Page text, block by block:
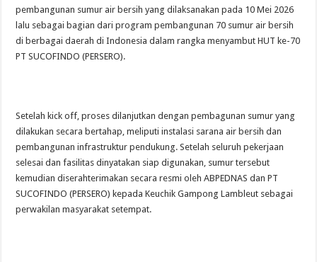
pembangunan sumur air bersih yang dilaksanakan pada 10 Mei 2026
lalu sebagai bagian dari program pembangunan 70 sumur air bersih
di berbagai daerah di Indonesia dalam rangka menyambut HUT ke-70
PT SUCOFINDO (PERSERO).
Setelah kick off, proses dilanjutkan dengan pembagunan sumur yang
dilakukan secara bertahap, meliputi instalasi sarana air bersih dan
pembangunan infrastruktur pendukung. Setelah seluruh pekerjaan
selesai dan fasilitas dinyatakan siap digunakan, sumur tersebut
kemudian diserahterimakan secara resmi oleh ABPEDNAS dan PT
SUCOFINDO (PERSERO) kepada Keuchik Gampong Lambleut sebagai
perwakilan masyarakat setempat.